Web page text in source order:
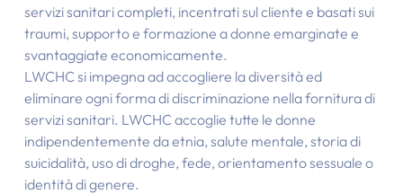
servizi sanitari completi, incentrati sul cliente e basati sui
traumi, supporto e formazione a donne emarginate e
svantaggiate economicamente.
LWCHC si impegna ad accogliere la diversità ed
eliminare ogni forma di discriminazione nella fornitura di
servizi sanitari. LWCHC accoglie tutte le donne
indipendentemente da etnia, salute mentale, storia di
suicidalità, uso di droghe, fede, orientamento sessuale o
identità di genere.